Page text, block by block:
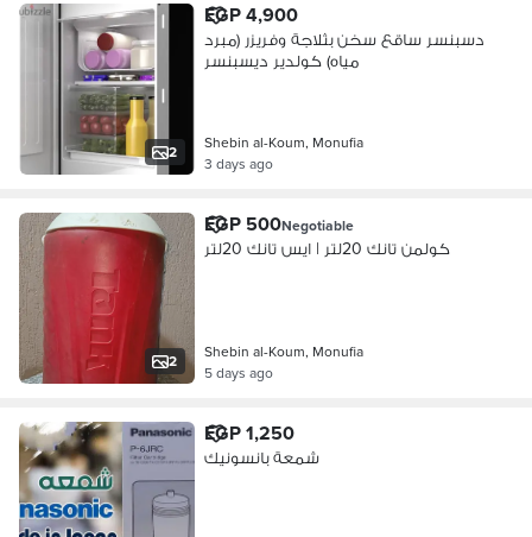
2
EGP 4,900
دسبنسر ساقع سخن بثلاجة وفريزر (مبرد
مياه) كولدير ديسبنسر
Shebin al-Koum, Monufia
3 days ago
2
EGP 500Negotiable
كولمن تانك 20لتر | ايس تانك 20لتر
Shebin al-Koum, Monufia
5 days ago
EGP 1,250
شمعة بانسونيك